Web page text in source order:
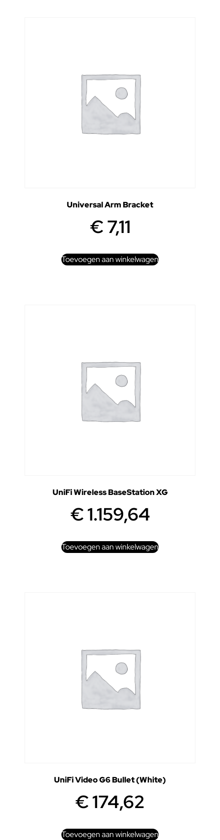
Universal Arm Bracket
€7,11
Toevoegen aan winkelwagen
UniFi Wireless BaseStation XG
€1.159,64
Toevoegen aan winkelwagen
UniFi Video G6 Bullet (White)
€174,62
Toevoegen aan winkelwagen